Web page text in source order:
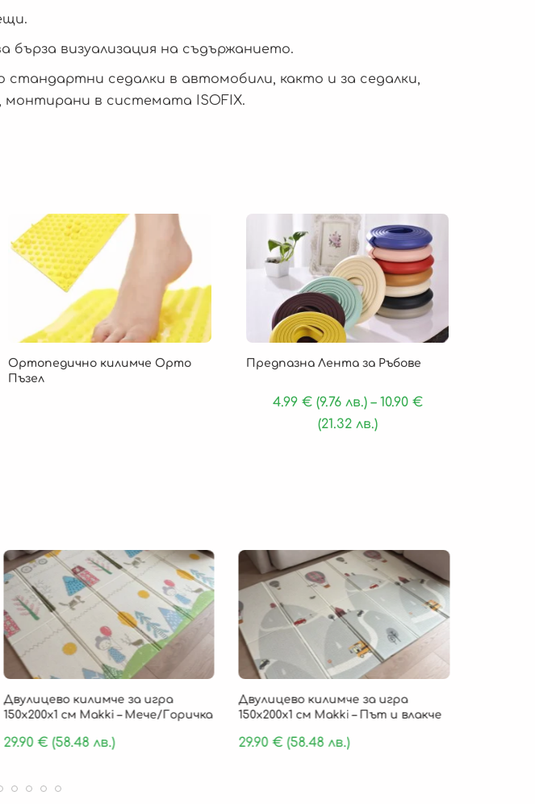
визуализация на съдържанието.
седалки в автомобили, както и за седалки,
в системата ISOFIX.
Ортопедично килимче Орто
Пъзел
Предпазна Лента за Ръбове
4.99 €(9.76 лв.)– 10.90 €
(21.32 лв.)
Двулицево килимче за игра
150х200х1 см Makki – Мече/Горичка
29.90 €(58.48 лв.)
Двулицево килимче за игра
150х200х1 см Makki – Път и влакче
29.90€(58.48 лв.)